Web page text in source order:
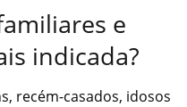
e
indicada?
recém-casados, idosos